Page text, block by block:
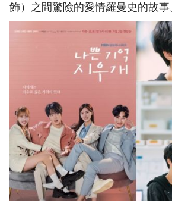
飾）之間驚險的愛情羅曼史的故事